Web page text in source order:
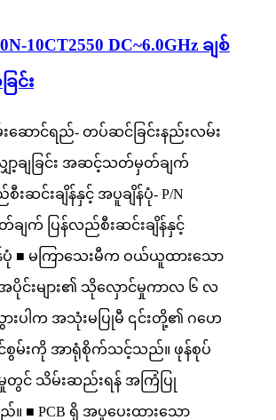
10CT2550 DC~6.0GHz ချစ်
ြင်း
းဆောင်ရည်- တပ်ဆင်ခြင်းနည်းလမ်း
ျှော့ချခြင်း အဆင့်သတ်မှတ်ချက်
စီးဆင်းချိန်နှင့် အပူချိန်ပုံ- P/N
ျက် ပြန်လည်စီးဆင်းချိန်နှင့်
ပုံ ■ မကြာသေးမီက ဝယ်ယူထားသော
င်းများ၏ သိုလှောင်မှုကာလ ၆ လ
ားပါက အသုံးမပြုမီ ၎င်းတို့၏ ဂဟေ
မ်းကို အာရုံစိုက်သင့်သည်။ ဖုန်စုပ်
တွင် သိမ်းဆည်းရန် အကြံပြု
။ ■ PCB ရှိ အပူပေးထားသော